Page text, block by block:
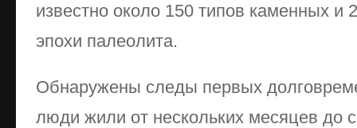
известно около 150 типов каменных и
эпохи палеолита.
Обнаружены следы первых
люди жили от нескольких месяцев до